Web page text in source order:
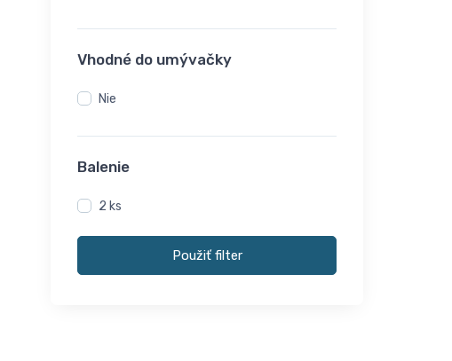
Vhodné do umývačky
Nie
Balenie
2 ks
Použiť filter